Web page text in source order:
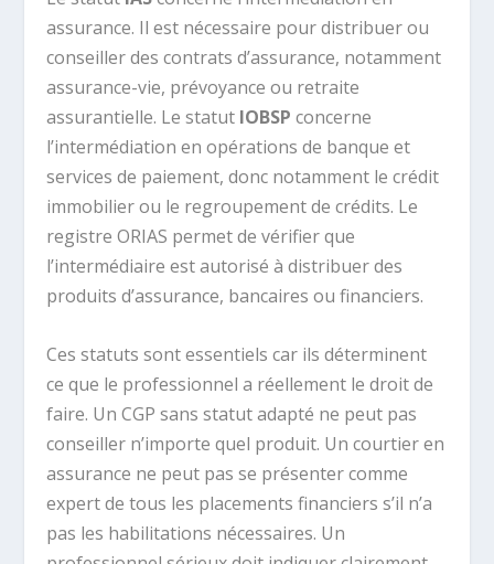
assurance. Il est nécessaire pour distribuer ou
conseiller des contrats d’assurance, notamment
assurance-vie, prévoyance ou retraite
assurantielle. Le statut IOBSP concerne
l’intermédiation en opérations de banque et
services de paiement, donc notamment le crédit
immobilier ou le regroupement de crédits. Le
registre ORIAS permet de vérifier que
l’intermédiaire est autorisé à distribuer des
produits d’assurance, bancaires ou financiers.
Ces statuts sont essentiels car ils déterminent
ce que le professionnel a réellement le droit de
faire. Un CGP sans statut adapté ne peut pas
conseiller n’importe quel produit. Un courtier en
assurance ne peut pas se présenter comme
expert de tous les placements financiers s’il n’a
pas les habilitations nécessaires. Un